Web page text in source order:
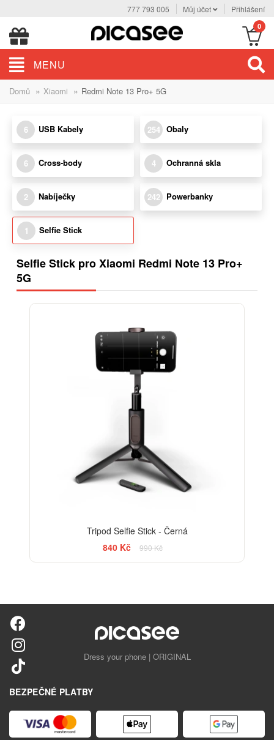
777 793 005 Můj účet Přihlášení
0
MENU
Domů » Xiaomi » Redmi Note 13 Pro+ 5G
6 USB Kabely 254 Obaly
6 Cross-body 4 Ochranná skla
2 Nabíječky 242 Powerbanky
1 Selfie Stick
Selfie Stick pro Xiaomi Redmi Note 13 Pro+
5G
Tripod Selfie Stick - Černá
840 Kč
990 Kč
Dress your phone | ORIGINAL
BEZPEČNÉ PLATBY